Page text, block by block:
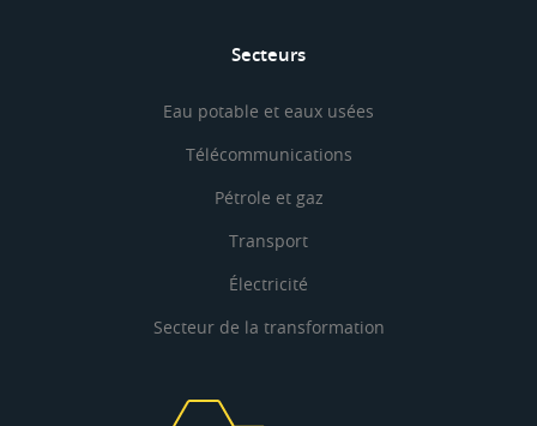
Secteurs
Eau potable et eaux usées
Télécommunications
Pétrole et gaz
Transport
Électricité
Secteur de la transformation